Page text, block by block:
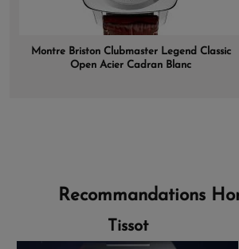
Montre Briston Clubmaster Legend Classic
Open Acier Cadran Blanc
Recommandations
Tissot